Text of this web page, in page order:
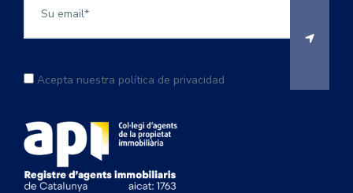
Acepta nuestra política de privacidad